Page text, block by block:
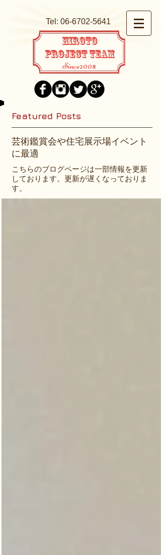
Tel: 06-6702-5641
HIROTO
PROJECT TEAM
Since2008
Featured Posts
芸術鑑賞会や住宅展示場イベント
に最適
こちらのブログページは一部情報を更新
しております。更新が遅くなっておりま
す。